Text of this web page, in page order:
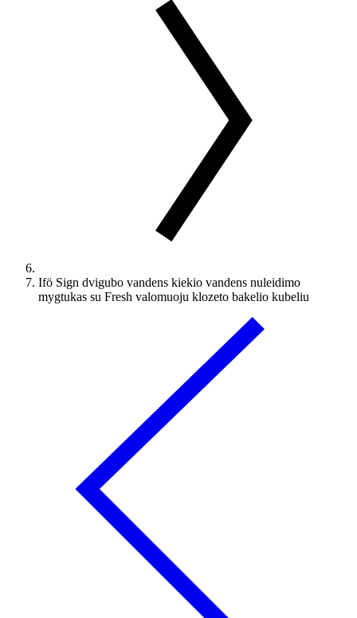
Ifö Sign dvigubo vandens kiekio vandens nuleidimo
mygtukas su Fresh valomuoju klozeto bakelio kubeliu